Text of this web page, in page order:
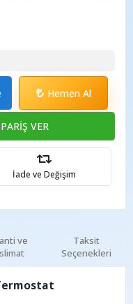
Hemen Al
VER
İade ve Değişim
ve
Taksit
Seçenekleri